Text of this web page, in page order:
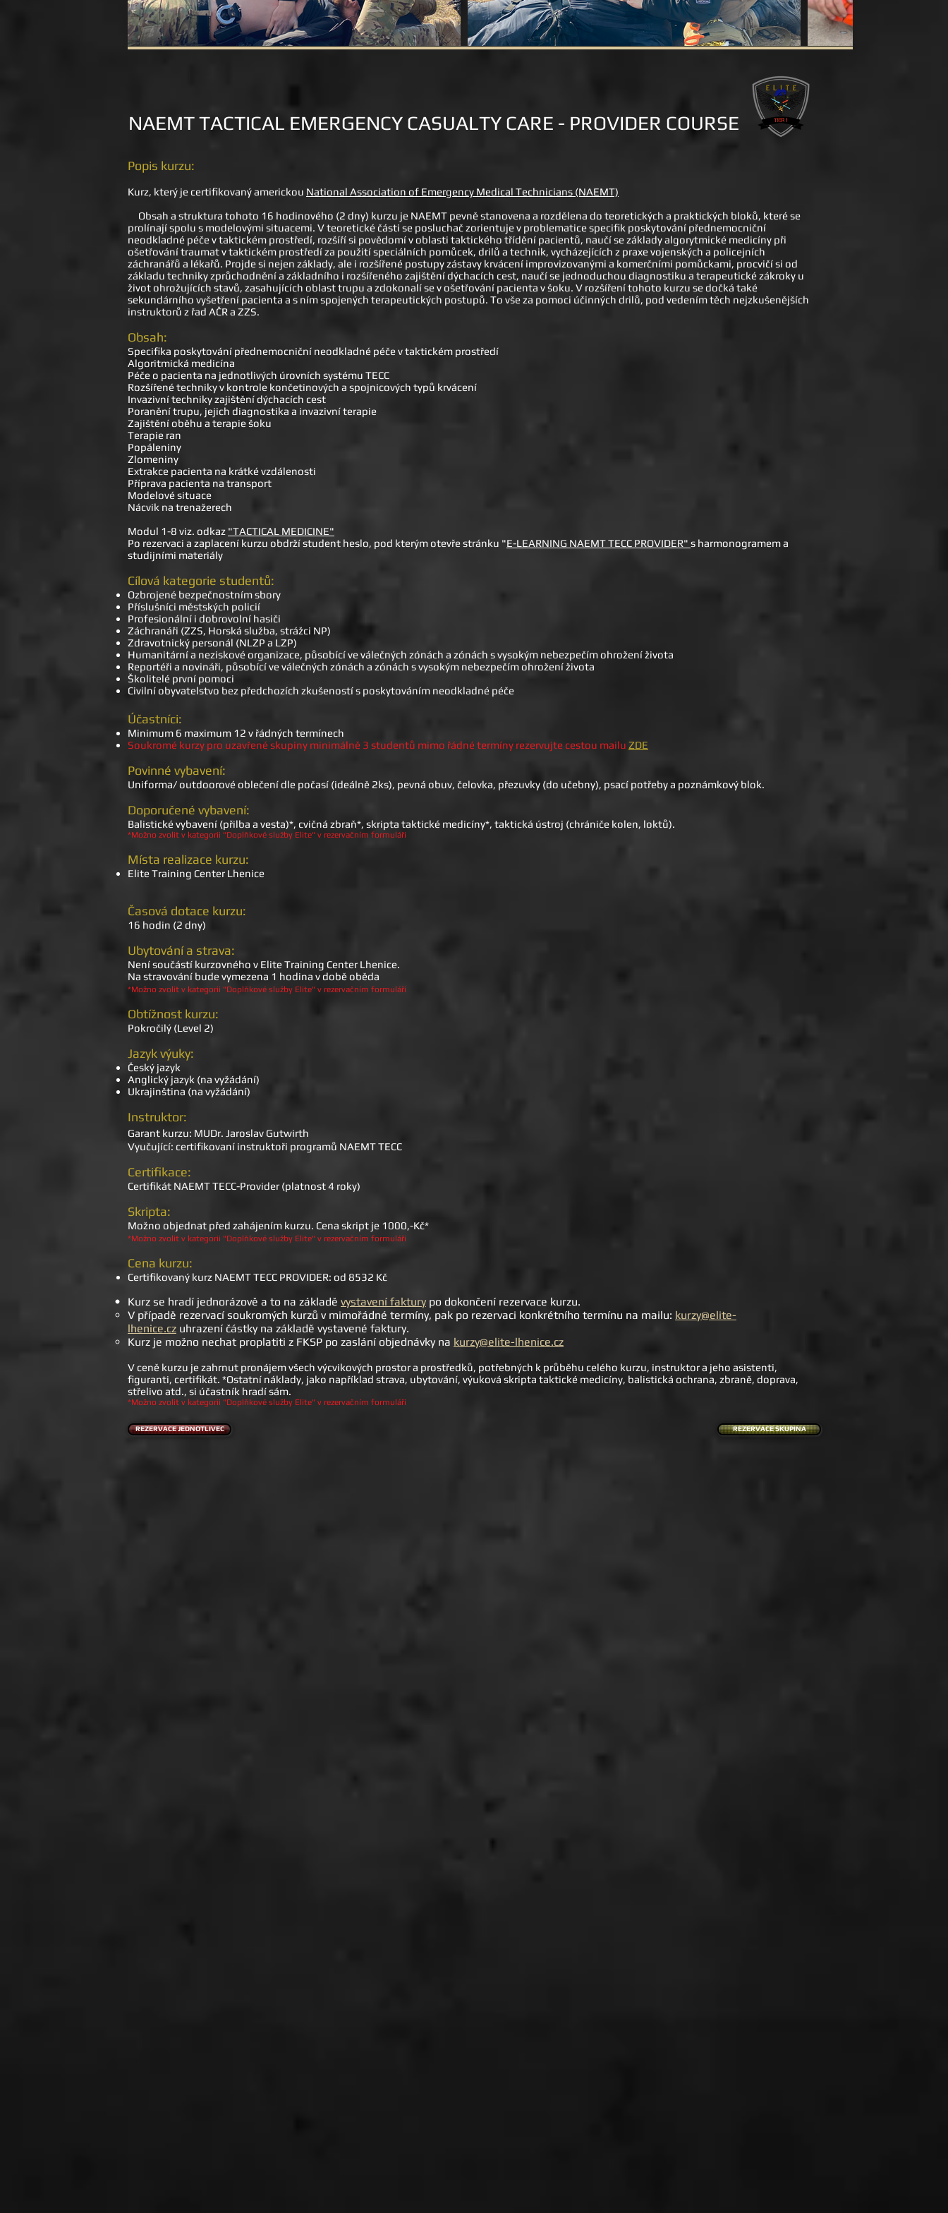
NAEMT TACTICAL EMERGENCY CASUALTY CARE - PROVIDER COURSE
Popis kurzu:
Kurz, který je certifikovaný americkou National Association of Emergency Medical Technicians (NAEMT)
Obsah a struktura tohoto 16 hodinového (2 dny) kurzu je NAEMT pevně stanovena a rozdělena do teoretických a praktických bloků, které se
prolínají spolu s modelovými situacemi. V teoretické části se posluchač zorientuje v problematice specifik poskytování přednemocniční
neodkladné péče v taktickém prostředí, rozšíří si povědomí v oblasti taktického třídění pacientů, naučí se základy algorytmické medicíny při
ošetřování traumat v taktickém prostředí za použití speciálních pomůcek, drilů a technik, vycházejících z praxe vojenských a policejních
záchranářů a lékařů. Projde si nejen základy, ale i rozšířené postupy zástavy krvácení improvizovanými a komerčními pomůckami, procvičí si od
základu techniky zprůchodnění a základního i rozšířeného zajištění dýchacích cest, naučí se jednoduchou diagnostiku a terapeutické zákroky u
život ohrožujících stavů, zasahujících oblast trupu a zdokonalí se v ošetřování pacienta v šoku. V rozšíření tohoto kurzu se dočká také
sekundárního vyšetření pacienta a s ním spojených terapeutických postupů. To vše za pomoci účinných drilů, pod vedením těch nejzkušenějších
instruktorů z řad AČR a ZZS.
Obsah:
Specifika poskytování přednemocniční neodkladné péče v taktickém prostředí
Algoritmická medicína
Péče o pacienta na jednotlivých úrovních systému TECC
Rozšířené techniky v kontrole končetinových a spojnicových typů krvácení
Invazivní techniky zajištění dýchacích cest
Poranění trupu, jejich diagnostika a invazivní terapie
Zajištění oběhu a terapie šoku
Terapie ran
Popáleniny
Zlomeniny
Extrakce pacienta na krátké vzdálenosti
Příprava pacienta na transport
Modelové situace
Nácvik na trenažerech
Modul 1-8 viz. odkaz "TACTICAL MEDICINE"
Po rezervaci a zaplacení kurzu obdrží student heslo, pod kterým otevře stránku "E-LEARNING NAEMT TECC PROVIDER" s harmonogramem a
studijními materiály
Cílová kategorie studentů:​
Ozbrojené bezpečnostním sbory
Příslušníci městských policií
Profesionální i dobrovolní hasiči
Záchranáři (ZZS, Horská služba, strážci NP)
Zdravotnický personál (NLZP a LZP)
Humanitární a neziskové organizace, působící ve válečných zónách a zónách s vysokým nebezpečím ohrožení života
Reportéři a novináři, působící ve válečných zónách a zónách s vysokým nebezpečím ohrožení života
Školitelé první pomoci
Civilní obyvatelstvo bez předchozích zkušeností s poskytováním neodkladné péče
Účastníci:
Minimum 6 maximum 12 v řádných termínech
Soukromé kurzy pro uzavřené skupiny minimálně 3 studentů mimo řádné termíny rezervujte cestou mailu ZDE
Povinné vybavení:
Uniforma/ outdoorové oblečení dle počasí (ideálně 2ks), pevná obuv, čelovka, přezuvky (do učebny), psací potřeby a poznámkový blok.
Doporučené vybavení:
Balistické vybavení (přilba a vesta)*, cvičná zbraň*, skripta taktické medicíny*, taktická ústroj (chrániče kolen, loktů).
*Možno zvolit v kategorii "Doplňkové služby Elite" v rezervačním formuláři
Místa realizace kurzu:
Elite Training Center Lhenice
Časová dotace kurzu:
16 hodin (2 dny)
Ubytování a strava:
Není součástí kurzovného v Elite Training Center Lhenice.
Na stravování bude vymezena 1 hodina v době oběda
*Možno zvolit v kategorii "Doplňkové služby Elite" v rezervačním formuláři
Obtížnost kurzu:
Pokročilý (Level 2)
Jazyk výuky:
Český jazyk
Anglický jazyk (na vyžádání)
Ukrajinština (na vyžádání)
Instruktor:
Garant kurzu: MUDr. Jaroslav Gutwirth
Vyučující: certifikovaní instruktoři programů NAEMT TECC
Certifikace:
Certifikát NAEMT TECC-Provider (platnost 4 roky)
Skripta:
Možno objednat před zahájením kurzu. Cena skript je 1000,-Kč*
*Možno zvolit v kategorii "Doplňkové služby Elite" v rezervačním formuláři
Cena kurzu:
Certifikovaný kurz NAEMT TECC PROVIDER: od 8532 Kč
Kurz se hradí jednorázově a to na základě vystavení faktury po dokončení rezervace kurzu.
V případě rezervací soukromých kurzů v mimořádné termíny, pak po rezervaci konkrétního termínu na mailu: kurzy@elite-
lhenice.cz uhrazení částky na základě vystavené faktury.
Kurz je možno nechat proplatiti z FKSP po zaslání objednávky na kurzy@elite-lhenice.cz
V ceně kurzu je zahrnut pronájem všech výcvikových prostor a prostředků, potřebných k průběhu celého kurzu, instruktor a jeho asistenti,
figuranti, certifikát. *Ostatní náklady, jako například strava, ubytování, výuková skripta taktické medicíny, balistická ochrana, zbraně, doprava,
střelivo atd., si účastník hradí sám.
*Možno zvolit v kategorii "Doplňkové služby Elite" v rezervačním formuláři
REZERVACE JEDNOTLIVEC REZERVACE SKUPINA